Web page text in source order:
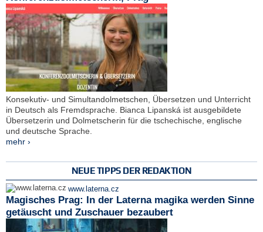
Konsekutiv- und Simultandolmetschen, Übersetzen und Unterricht
in Deutsch als Fremdsprache. Bianca Lipanská ist ausgebildete
Übersetzerin und Dolmetscherin für die tschechische, englische
und deutsche Sprache.
mehr ›
NEUE TIPPS DER REDAKTION
www.laterna.cz
Magisches Prag: In der Laterna magika werden Sinne
getäuscht und Zuschauer bezaubert